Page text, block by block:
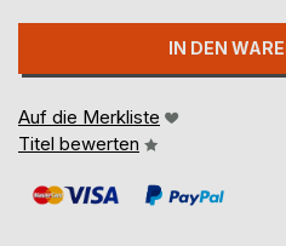
IN DEN
Auf die Merkliste
Titel bewerten